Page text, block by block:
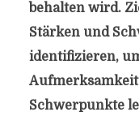
behalten wird.
Stärken und
identifizieren,
Schwerpunkte